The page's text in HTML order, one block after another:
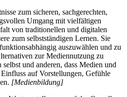
zum sicheren, sachgerechten,
Umgang mit vielfältigen
von traditionellen und digitalen
zum selbstständigen Lernen. Sie
auszuwählen und zu
zur Mediennutzung zu
und anderen, dass Medien und
auf Vorstellungen, Gefühle
[Medienbildung]